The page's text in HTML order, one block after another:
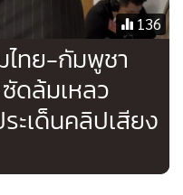
ราจะมีความชอบธรรมในเวที
ดังนั้น การถ่ายทอดเรื่อง
ดเบือนเนื้อหาหรือบิดเบือน
การให้ประชาคมโลกได้เห็น
ราะเรารู้อยู่แล้วว่ากัมพูชา
ทำตัวเองเป็นเหยื่อ และ
จะปล่อยให้กัมพูชา เล่าเรื่อง
136
ทย-กัมพูชา
ดล้มเหลว
ะเด็นคลิปเสียง